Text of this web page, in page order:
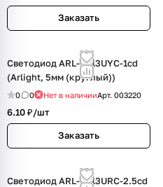
Заказать
Светодиод ARL-5313UYC-1cd
(Arlight, 5мм (круглый))
0 0 Нет в наличииАрт. 003220
6.10 ₽/шт
Заказать
Светодиод ARL-5313URC-2.5cd